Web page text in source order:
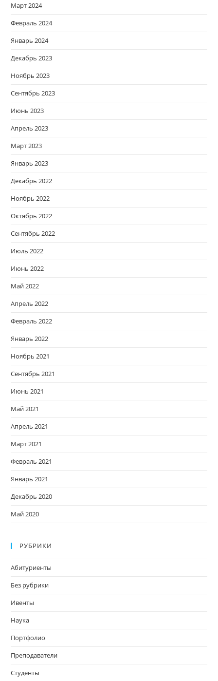
Март 2024
Февраль 2024
Январь 2024
Декабрь 2023
Ноябрь 2023
Сентябрь 2023
Июнь 2023
Апрель 2023
Март 2023
Январь 2023
Декабрь 2022
Ноябрь 2022
Октябрь 2022
Сентябрь 2022
Июль 2022
Июнь 2022
Май 2022
Апрель 2022
Февраль 2022
Январь 2022
Ноябрь 2021
Сентябрь 2021
Июнь 2021
Май 2021
Апрель 2021
Март 2021
Февраль 2021
Январь 2021
Декабрь 2020
Май 2020
РУБРИКИ
Абитуриенты
Без рубрики
Ивенты
Наука
Портфолио
Преподаватели
Студенты